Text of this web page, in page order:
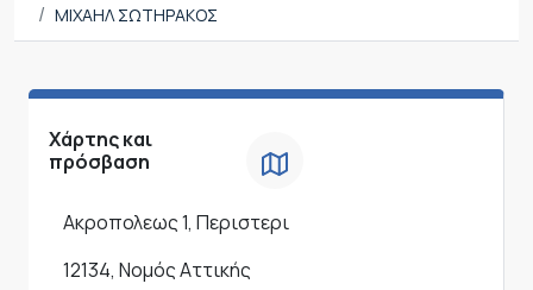
ΜΙΧΑΗΛ ΣΩΤΗΡΑΚΟΣ
Χάρτης και
πρόσβαση
Ακροπολεως 1, Περιστερι
12134, Νομός Αττικής